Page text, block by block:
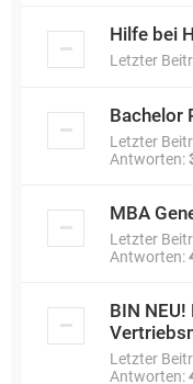
Hilfe bei
Letzter
Bachelor
Letzter
Antworten:
MBA
Letzter
Antworten:
BIN
Letzter
Antworten: